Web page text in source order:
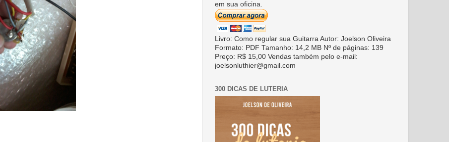
em sua oficina.
Livro: Como regular sua Guitarra Autor: Joelson Oliveira
Formato: PDF Tamanho: 14,2 MB Nº de páginas: 139
Preço: R$ 15,00 Vendas também pelo e-mail:
joelsonluthier@gmail.com
300 DICAS DE LUTERIA